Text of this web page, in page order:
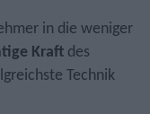
in die weniger
Kraft des
Technik